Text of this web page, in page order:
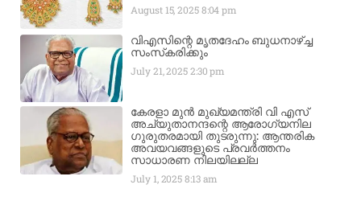
August 15, 20258:04 pm
വിഎസിന്റെ മൃതദേഹം ബുധനാഴ്ച്ച
സംസ്‌കരിക്കും
July 21, 20252:30 pm
കേരളാ മുൻ മുഖ്യമന്ത്രി വി എസ്
അച്യുതാനന്ദന്റെ ആരോഗ്യനില
ഗുരുതരമായി തുടരുന്നു: ആന്തരിക
അവയവങ്ങളുടെ പ്രവർത്തനം
സാധാരണ നിലയിലല്ല
July 1, 20258:13 am